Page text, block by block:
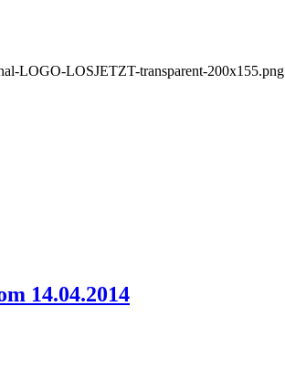
LOGO-LOSJETZT-transparent-200x155.png
14.04.2014